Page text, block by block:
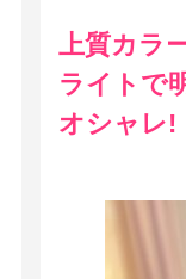
上質カラ
ライトで
オシャレ!